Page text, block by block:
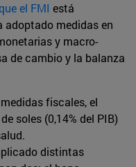
el FMI está
adoptado medidas en
y macro-
de cambio y la balanza
fiscales, el
soles (0,14% del PIB)
distintas